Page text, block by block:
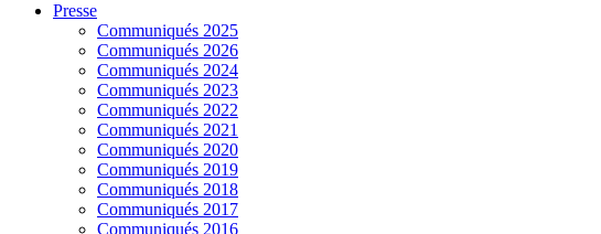
Presse
Communiqués 2025
Communiqués 2026
Communiqués 2024
Communiqués 2023
Communiqués 2022
Communiqués 2021
Communiqués 2020
Communiqués 2019
Communiqués 2018
Communiqués 2017
Communiqués 2016